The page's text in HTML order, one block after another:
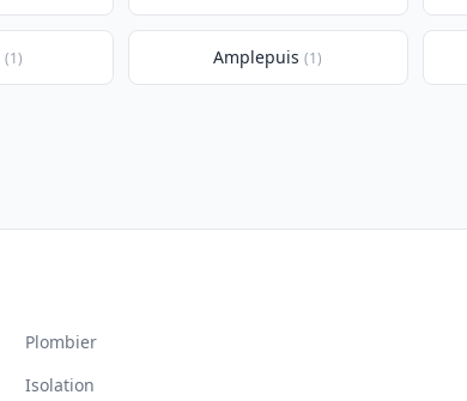
(1) Amplepuis (1)
Plombier
Isolation